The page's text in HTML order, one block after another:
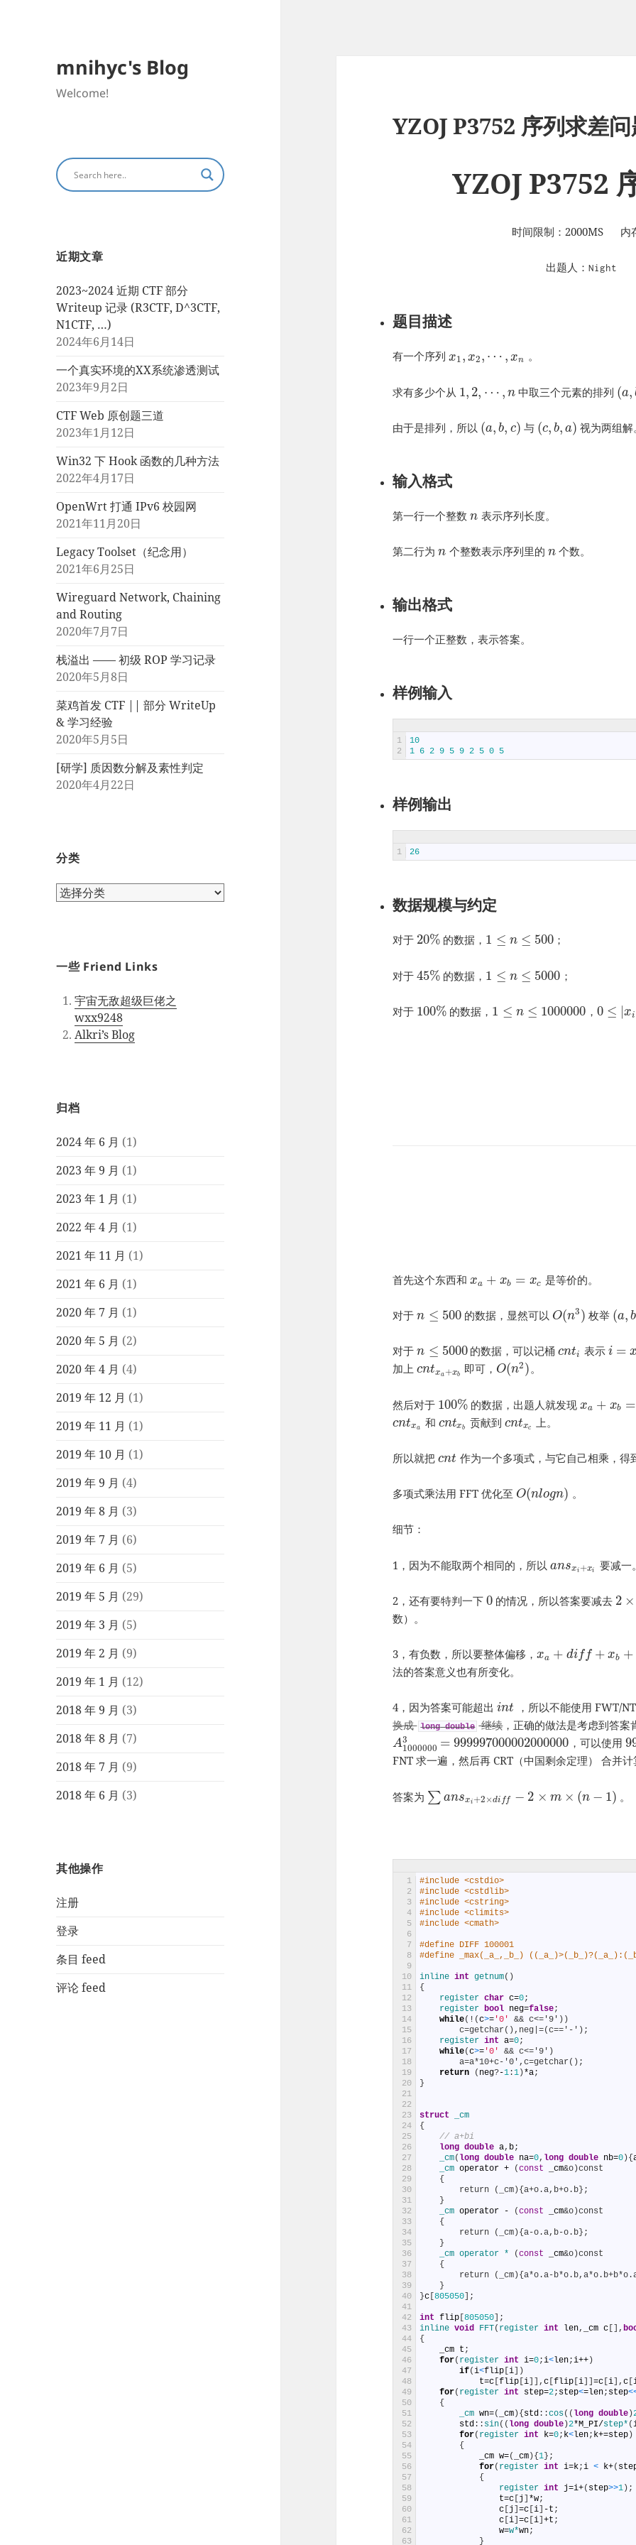
mnihyc's Blog
Welcome!
近期文章
2023~2024 近期 CTF 部分
Writeup 记录 (R3CTF, D^3CTF,
N1CTF, …)
2024年6月14日
一个真实环境的XX系统渗透测试
2023年9月2日
CTF Web 原创题三道
2023年1月12日
Win32 下 Hook 函数的几种方法
2022年4月17日
OpenWrt 打通 IPv6 校园网
2021年11月20日
Legacy Toolset（纪念用）
2021年6月25日
Wireguard Network, Chaining
and Routing
2020年7月7日
栈溢出 —— 初级 ROP 学习记录
2020年5月8日
菜鸡首发 CTF || 部分 WriteUp
& 学习经验
2020年5月5日
[研学] 质因数分解及素性判定
2020年4月22日
分类
分
一些 Friend Links
宇宙无敌超级巨佬之
wxx9248
Alkri’s Blog
归档
2024 年 6 月 (1)
2023 年 9 月 (1)
2023 年 1 月 (1)
2022 年 4 月 (1)
2021 年 11 月 (1)
2021 年 6 月 (1)
2020 年 7 月 (1)
2020 年 5 月 (2)
2020 年 4 月 (4)
2019 年 12 月 (1)
2019 年 11 月 (1)
2019 年 10 月 (1)
2019 年 9 月 (4)
2019 年 8 月 (3)
2019 年 7 月 (6)
2019 年 6 月 (5)
2019 年 5 月 (29)
2019 年 3 月 (5)
2019 年 2 月 (9)
2019 年 1 月 (12)
2018 年 9 月 (3)
2018 年 8 月 (7)
2018 年 7 月 (9)
2018 年 6 月 (3)
其他操作
注册
登录
条目 feed
评论 feed
YZOJ P3752 序列求差
YZOJ P3752
时间限制：2000MS 内
出题人：Night
题目描述
有一个序列x1, x2, ⋯ , xn 。
求有多少个从 1, 2, ⋯ , n中取三个元素的排列 (a,
由于是排列，所以 (a, b, c) 与 (c, b, a) 视为两组解
输入格式
第一行一个整数n 表示序列长度。
第二行为n 个整数表示序列里的 n 个数。
输出格式
一行一个正整数，表示答案。
样例输入
1
2
10
1 6 2 9 5 9 2 5 0 5
样例输出
1 26
数据规模与约定
对于 20% 的数据， 1 ≤ n ≤ 500 ；
对于45% 的数据， 1 ≤ n ≤ 5000 ；
对于 100% 的数据， 1 ≤ n ≤ 1000000 ， 0 ≤ |xi
首先这个东西和xa + xb = xc 是等价的。
对于n ≤ 500的数据，显然可以 O(n3) 枚举 (a, b
对于n ≤ 5000的数据，可以记桶cnti 表示 i = x
加上cntxa +xb 即可， O(n2)。
然后对于 100% 的数据，出题人就发现xa + xb =
cntxa 和 cntxb 贡献到 cntxc 上。
所以就把cnt 作为一个多项式，与它自己相乘，得
多项式乘法用 FFT 优化至 O(nlogn) 。
细节：
1，因为不能取两个相同的，所以ansxi +xi 要减一。
2，还有要特判一下0 的情况，所以答案要减去 2 ×
数）。
3，有负数，所以要整体偏移，xa + diff + xb +
法的答案意义也有所变化。
4，因为答案可能超出int ，所以不能使用 FWT/
换成 long double 继续，正确的做法是考虑到答案
A3
1000000 = 999997000002000000 ，可以使用
FNT 求一遍，然后再 CRT（中国剩余定理） 合并计
答案为 ∑ ansxi +2×di ff − 2 × m × (n − 1) 。
1
2
3
4
5
6
7
8
9
10
11
12
13
14
15
16
17
18
19
20
21
22
23
24
25
26
27
28
29
30
31
32
33
34
35
36
37
38
39
40
41
42
43
44
45
46
47
48
49
50
51
52
53
54
55
56
57
58
59
60
61
62
63
#include <cstdio>
#include <cstdlib>
#include <cstring>
#include <climits>
#include <cmath>
#define DIFF 100001
#define _max(_a_,_b_)
inline int getnum( )
{
register char c=0;
register bool neg=false;
while( ! (c>= '0'
&& c<='9'))
c=getchar(),neg|=(c=='-');
register int a=0;
while(c>= '0'
&& c<='9')
a=a*10+c-'0',c=getchar();
return
( neg?-1 :1 )*a;
}
struct
_cm
{
// a+bi
long double a, b;
_cm( long double na=0, long double nb=0 ){
_cm operator + (const _cm&o)const
{
return (_cm){a+o.a,b+o.b};
}
_cm operator - (const _cm&o)const
{
return (_cm){a-o.a,b-o.b};
}
_cm operator * (const _cm&o)const
{
return (_cm){a*o.a-
}
}c [805050 ;
int flip [805050
;
inline void FFT( register int len, _cm c ,
{
_cm t ;
for( register int i=0;i<len;i++ )
if(i<flip [i
)
t=c [flip [i ,c [flip [i ]=c [i ,c [
for( register int step=2; step<=len; step<
{
_cm wn=( _cm ){ std : :cos( ( long double )
std : : sin( ( long double )2*M_PI/step* (
for( register int k=0; k<len; k+=step )
{
_cm w=( _cm ){1 } ;
for( register int i=k;i < k+(
{
register int j=i+( step>>1 ) ;
t=c j *w;
c j ]=c [i -t ;
c [i ]=c [i ]+t ;
w=w*wn;
}